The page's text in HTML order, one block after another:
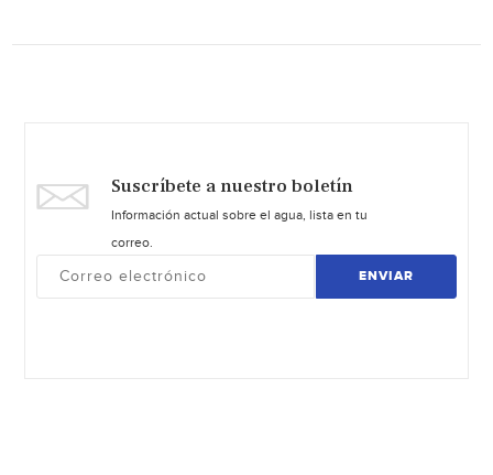
Suscríbete a nuestro boletín
Información actual sobre el agua, lista en tu
correo.
ENVIAR